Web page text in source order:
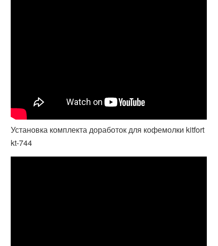
Установка комплекта доработок для кофемолки kitfort
kt-744